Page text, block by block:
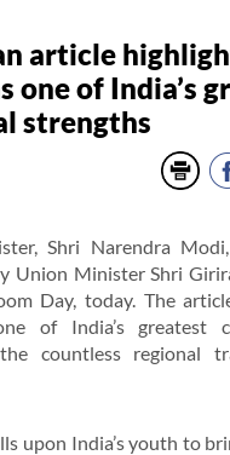
article
one of India’s
strengths
Shri Narendra
Union Minister Shri
Day, today. The
of India’s greatest
countless regional
upon India’s youth to